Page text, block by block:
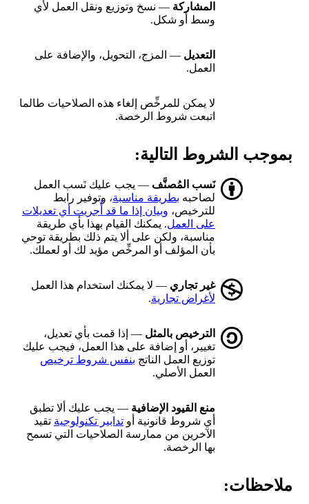
المشاركة — نسخ وتوزيع ونقل العمل لأي
وسط أو شكل.
التعديل — المزج، التحويل، والإضافة على
العمل.
لا يمكن للمرخِّص إلغاء هذه الصلاحيات طالما
اتبعت شروط الرخصة.
بموجب الشروط التالية:
نَسب المُصنَّف — يجب عليك نَسب العمل
لصاحبه بطريقة مناسبة، وتوفير رابط
للترخيص، وبيان إذا ما قد أُجريت أي تعديلات
على العمل. يمكنك القيام بهذا بأي طريقة
مناسبة، ولكن على ألا يتم ذلك بطريقة توحي
بأن المؤلف أو المرخِّص مؤيد لك أو لعملك.
غير تجاري — لا يمكنك استخدام هذا العمل
لأغراض تجارية.
الترخيص بالمثل — إذا قمت بأي تعديل،
تغيير، أو إضافة على هذا العمل، فيجب عليك
توزيع العمل الناتج بنفس شروط ترخيص
العمل الأصلي.
منع القيود الإضافية — يجب عليك ألا تطبق
أي شروط قانونية أو تدابير تكنولوجية تقيد
الآخرين من ممارسة الصلاحيات التي تسمح
بها الرخصة.
ملاحظات: